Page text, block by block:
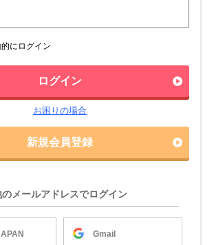
にログイン
ログイン
お困りの場合
新規会員登録
のメールアドレスでログイン
Gmail